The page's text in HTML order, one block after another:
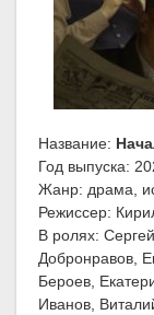
Название:
Год выпуска:
Жанр: драма,
Режиссер:
В ролях:
Добронравов,
Бероев,
Иванов,